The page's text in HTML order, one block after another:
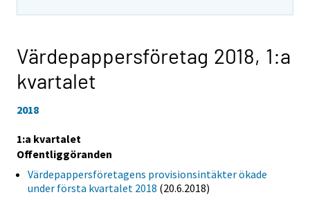
Värdepappersföretag 2018, 1:a
kvartalet
2018
1:a kvartalet
Offentliggöranden
Värdepappersföretagens provisionsintäkter ökade
under första kvartalet 2018 (20.6.2018)